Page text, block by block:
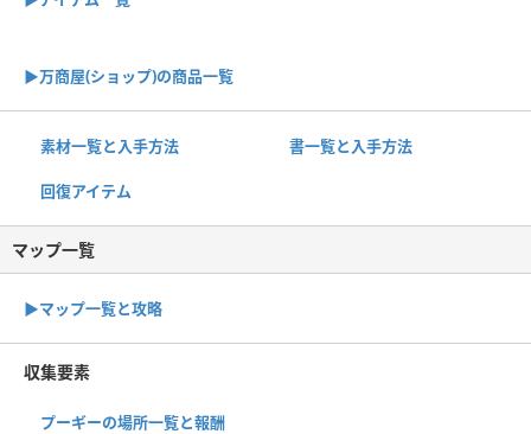
▶︎万商屋(ショップ)の商品一覧
素材一覧と入手方法 書一覧と入手方法
回復アイテム
マップ一覧
▶︎マップ一覧と攻略
収集要素
プーギーの場所一覧と報酬